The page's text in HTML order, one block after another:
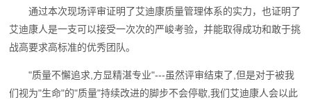
通过本次现场评审证明了艾迪康质量管理体系的实力，也证明了
艾迪康人是一支可以接受一次次的严峻考验，并能取得成功和敢于挑
战高要求高标准的优秀团队。
"质量不懈追求,方显精湛专业"---虽然评审结束了,但是对于被我
们视为"生命"的"质量"持续改进的脚步不会停歇,我们艾迪康人会以此